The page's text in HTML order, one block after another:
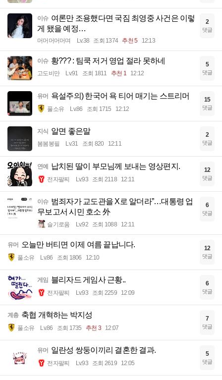
이슈 여론만 조용했다면 국짐 최영중 사건은 이렇
게 됐을 예정…
머머머머머며 Lv.38 조회 1374 추천 5 12:13
2
댓글
이슈 황??? : 팀쿡 저거 영업 절라 못하네
고도비만 Lv.91 조회 1811 추천 1 12:12
5
댓글
유머 욕설주의) 한국어 욕 티어 매기는 스트리머
풀소유 Lv.86 조회 1715 12:12
15
댓글
지식 알면 좋은말
봄봄봉필 Lv.31 조회 820 12:11
2
댓글
연예 납치된 딸이 부모님께 보내는 영상편지.
전자팔찌 Lv.93 조회 2118 12:11
12
댓글
이슈 범죄자가 교도관을 X로 알더라”…대통령 업
무보고서 시민 호소 外
슬기로움 Lv.92 조회 1088 12:11
6
댓글
유머 오늘만 버티면 이제 여름 끝납니다.
풀소유 Lv.86 조회 1806 12:10
12
댓글
게임 블리자드 게임사 근황..
전자팔찌 Lv.93 조회 2259 12:09
6
댓글
계층 축협 개혁하는 박지성
풀소유 Lv.86 조회 1735 추천 3 12:07
7
댓글
유머 일란성 쌍둥이끼리 결혼한 결과.
전자팔찌 Lv.93 조회 2619 12:05
5
댓글